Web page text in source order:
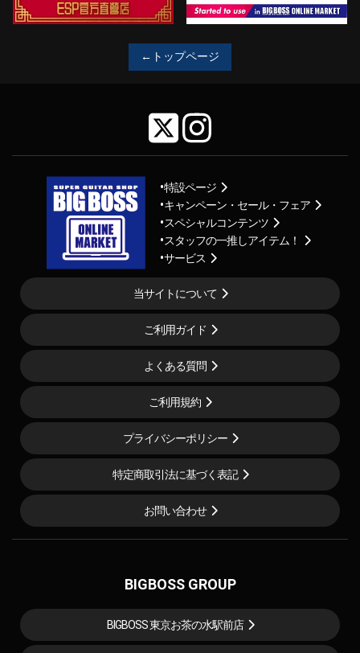
←トップページ
特設ページ
キャンペーン・セール・フェア
スペシャルコンテンツ
スタッフの一推しアイテム！
サービス
当サイトについて
ご利用ガイド
よくある質問
ご利用規約
プライバシーポリシー
特定商取引法に基づく表記
お問い合わせ
BIGBOSS GROUP
BIGBOSS 東京お茶の水駅前店